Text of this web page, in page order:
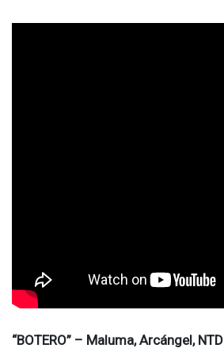
“BOTERO” – Maluma, Arcángel, NTD